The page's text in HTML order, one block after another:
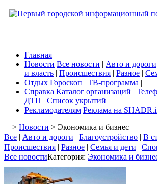
Главная
Новости Все новости | Авто и дороги
и власть | Происшествия | Разное |
Отдых Гороскоп | ТВ-программа |
Справка Каталог организаций |
ДТП | Список укрытий |
Рекламодателям Реклама на
> Новости > Экономика и бизнес
Все | Авто и дороги | Благоустройство | В
Происшествия | Разное | Семья и дети |
Все новостиКатегория: Экономика и